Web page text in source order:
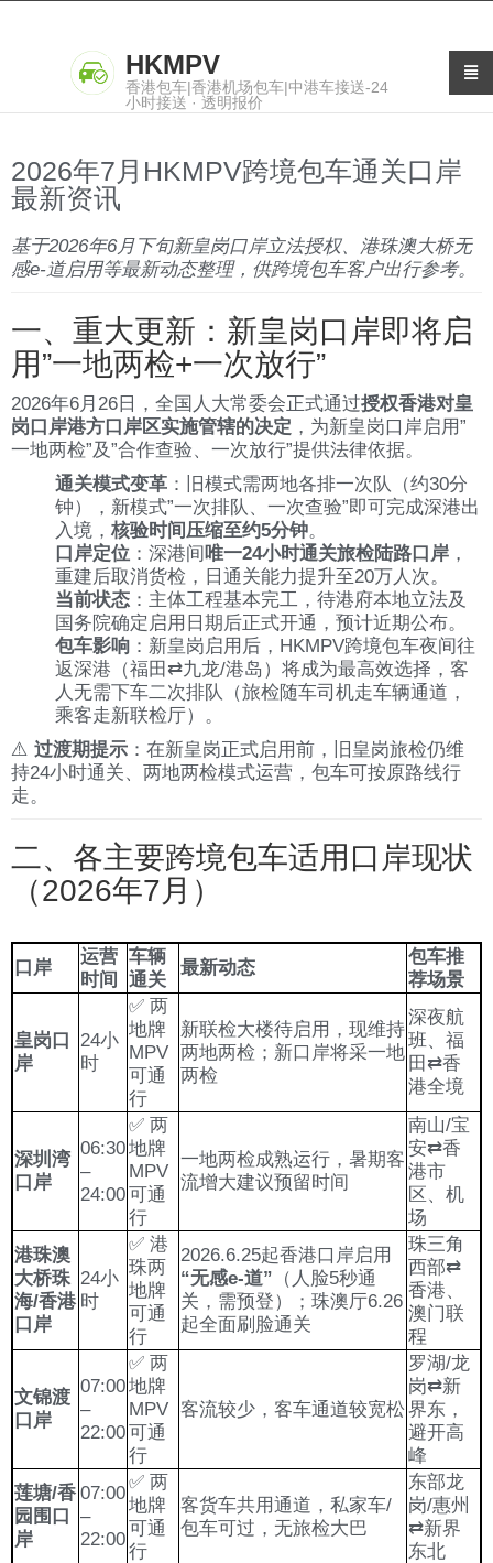
HKMPV
香港包车|香港机场包车|中港车接送-24
小时接送 · 透明报价
2026年7月HKMPV跨境包车通关口岸
最新资讯​
基于2026年6月下旬新皇岗口岸立法授权、港珠澳大桥无
感e-道启用等最新动态整理，供跨境包车客户出行参考。
一、重大更新：新皇岗口岸即将启
用”一地两检+一次放行”
2026年6月26日，全国人大常委会正式通过授权香港对皇
岗口岸港方口岸区实施管辖的决定 ，为新皇岗口岸启用”
一地两检”及”合作查验、一次放行”提供法律依据。
通关模式变革 ：旧模式需两地各排一次队（约30分
钟），新模式”一次排队、一次查验”即可完成深港出
入境， 核验时间压缩至约5分钟。
口岸定位 ：深港间唯一24小时通关旅检陆路口岸 ，
重建后取消货检，日通关能力提升至20万人次。
当前状态 ：主体工程基本完工，待港府本地立法及
国务院确定启用日期后正式开通，预计近期公布。
包车影响 ：新皇岗启用后，HKMPV跨境包车夜间往
返深港（福田⇄九龙/港岛）将成为最高效选择，客
人无需下车二次排队（旅检随车司机走车辆通道，
乘客走新联检厅）。
⚠️ 过渡期提示 ：在新皇岗正式启用前，旧皇岗旅检仍维
持24小时通关、两地两检模式运营，包车可按原路线行
走。
二、各主要跨境包车适用口岸现状
（2026年7月）
口岸
运营
时间
车辆
通关
最新动态
包车推
荐场景
皇岗口
岸
24小
时
✅ 两
地牌
MPV
可通
行
新联检大楼待启用，现维持
两地两检；新口岸将采一地
两检
深夜航
班、福
田⇄香
港全境
深圳湾
口岸
06:30
–
24:00
✅ 两
地牌
MPV
可通
行
一地两检成熟运行，暑期客
流增大建议预留时间
南山/宝
安⇄香
港市
区、机
场
港珠澳
大桥珠
海/香港
口岸
24小
时
✅ 港
珠两
地牌
可通
行
2026.6.25起香港口岸启用
“无感e-道” （人脸5秒通
关，需预登）；珠澳厅6.26
起全面刷脸通关
珠三角
西部⇄
香港、
澳门联
程
文锦渡
口岸
07:00
–
22:00
✅ 两
地牌
MPV
可通
行
客流较少，客车通道较宽松
罗湖/龙
岗⇄新
界东，
避开高
峰
莲塘/香
园围口
岸
07:00
–
22:00
✅ 两
地牌
可通
行
客货车共用通道，私家车/
包车可过，无旅检大巴
东部龙
岗/惠州
⇄新界
东北